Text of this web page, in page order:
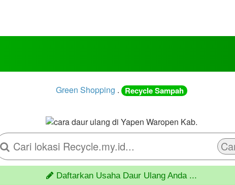
Green Shopping . Recycle Sampah
Daftarkan Usaha Daur Ulang Anda ...